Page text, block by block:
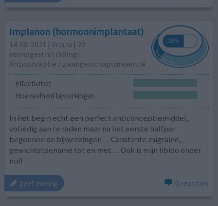
Implanon (hormoonimplantaat)
14-08-2021 | Vrouw | 20
etonogestrel (68mg)
Anticonceptie / zwangerschapspreventie
Effectiviteit
Hoeveelheid bijwerkingen
In het begin echt een perfect anticonceptiemiddel,
volledig aan te raden maar na het eerste halfjaar
begonnen de bijwerkingen… Constante migraine,
gewichtstoename tot en met… Ook is mijn libido onder
nul!
geef mening 0 reacties